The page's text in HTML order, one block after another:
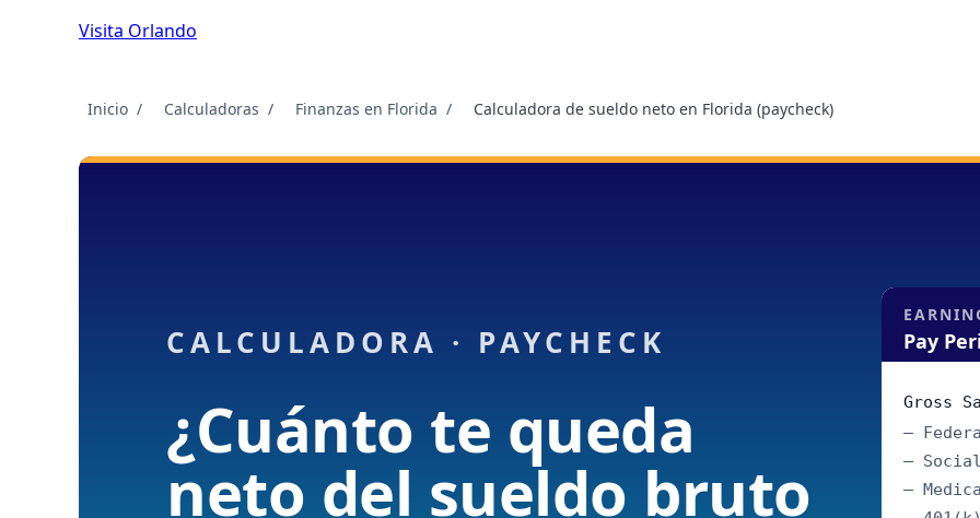
Visita Orlando
Inicio Calculadoras Finanzas en Florida Calculadora de sueldo neto en Florida (paycheck)